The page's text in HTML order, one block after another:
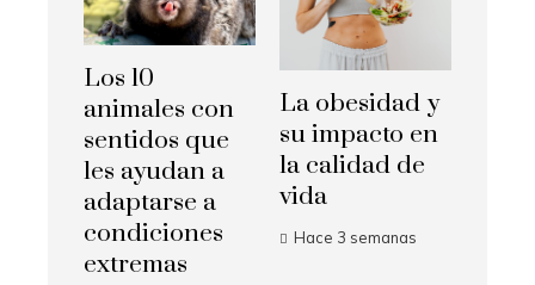
Los 10
animales con
sentidos que
les ayudan a
adaptarse a
condiciones
extremas
La obesidad y
su impacto en
la calidad de
vida
Hace 3 semanas